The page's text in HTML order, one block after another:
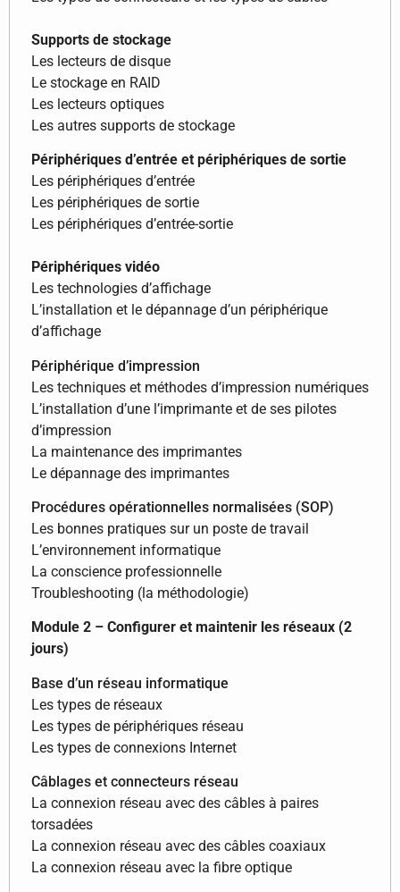
Supports de stockage
Les lecteurs de disque
Le stockage en RAID
Les lecteurs optiques
Les autres supports de stockage
Périphériques d’entrée et périphériques de sortie
Les périphériques d’entrée
Les périphériques de sortie
Les périphériques d’entrée-sortie
Périphériques vidéo
Les technologies d’affichage
L’installation et le dépannage d’un périphérique
d’affichage
Périphérique d’impression
Les techniques et méthodes d’impression numériques
L’installation d’une l’imprimante et de ses pilotes
d’impression
La maintenance des imprimantes
Le dépannage des imprimantes
Procédures opérationnelles normalisées (SOP)
Les bonnes pratiques sur un poste de travail
L’environnement informatique
La conscience professionnelle
Troubleshooting (la méthodologie)
Module 2 – Configurer et maintenir les réseaux (2
jours)
Base d’un réseau informatique
Les types de réseaux
Les types de périphériques réseau
Les types de connexions Internet
Câblages et connecteurs réseau
La connexion réseau avec des câbles à paires
torsadées
La connexion réseau avec des câbles coaxiaux
La connexion réseau avec la fibre optique